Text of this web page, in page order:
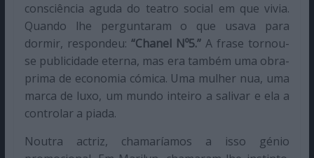
consciência aguda do teatro social em que vivia.
Quando lhe perguntaram o que usava para
dormir, respondeu: “Chanel Nº5.”A frase tornou-
se publicidade eterna, mas era também uma obra-
prima de economia cómica. Uma mulher nua, uma
marca de luxo, um mundo inteiro a salivar e ela a
controlar a piada.
Noutra actriz, chamaríamos a isso génio